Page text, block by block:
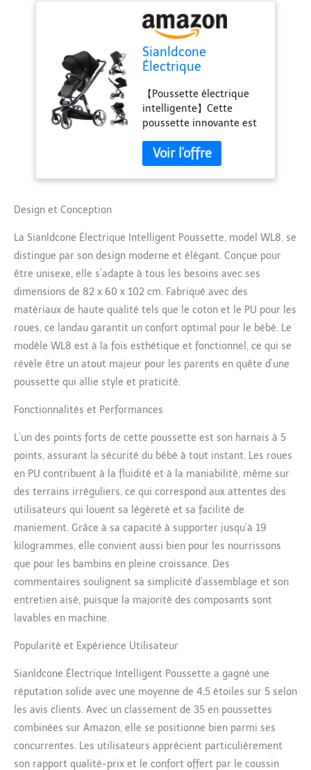
Sianldcone
Électrique
Poussette,
Multifonctionnelle
Poussette Bebe,
Landeau Bébé avec
Coussin d'Assise
Amovible, Landau
Bebe avec Roues en
【Poussette électrique
intelligente】Cette
poussette innovante est
conduite intelligent et
d'une télécommande. Elle
offre des fonctions telles
freinage automatique.
Elle libère les mains. Elle
est également équipée
d'accélération électrique.
Le premier vous permet
de conduire en toute
sécurité la nuit, tandis
que le second vous
permet de gagner du
temps en montée.
Cette poussette
plusieurs dispositifs de
sécurité pour protéger
bébé. Le frein
automatique s'arrête
automatiquement en cas
de dérapage pour parer
aux urgences. Le panier
de couchage en forme de
U protège la colonne
vertébrale de bébé et lui
permet de dormir plus
confortablement. Cette
feux pour une meilleure
d'un phare avant pour
éclairer la route.
【Batterie puissante et
instruments】Cette
poussette bébé est
dotée d'une batterie
longue durée. Elle peut
Design et Conception
La Sianldcone Électrique Intelligent Poussette, model WL8, se
distingue par son design moderne et élégant. Conçue pour
être unisexe, elle s’adapte à tous les besoins avec ses
dimensions de 82 x 60 x 102 cm. Fabriqué avec des
matériaux de haute qualité tels que le coton et le PU pour les
roues, ce landau garantit un confort optimal pour le bébé. Le
modèle WL8 est à la fois esthétique et fonctionnel, ce qui se
révèle être un atout majeur pour les parents en quête d’une
poussette qui allie style et praticité.
Fonctionnalités et Performances
L’un des points forts de cette poussette est son harnais à 5
points, assurant la sécurité du bébé à tout instant. Les roues
en PU contribuent à la fluidité et à la maniabilité, même sur
des terrains irréguliers, ce qui correspond aux attentes des
utilisateurs qui louent sa légèreté et sa facilité de
maniement. Grâce à sa capacité à supporter jusqu’à 19
kilogrammes, elle convient aussi bien pour les nourrissons
que pour les bambins en pleine croissance. Des
commentaires soulignent sa simplicité d’assemblage et son
entretien aisé, puisque la majorité des composants sont
lavables en machine.
Popularité et Expérience Utilisateur
Sianldcone Électrique Intelligent Poussette a gagné une
réputation solide avec une moyenne de 4,5 étoiles sur 5 selon
les avis clients. Avec un classement de 35 en poussettes
combinées sur Amazon, elle se positionne bien parmi ses
concurrentes. Les utilisateurs apprécient particulièrement
son rapport qualité-prix et le confort offert par le coussin